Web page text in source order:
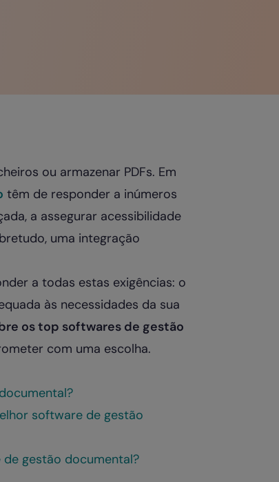
ou armazenar PDFs. Em
têm de responder a inúmeros
a assegurar acessibilidade
uma integração
a todas estas exigências: o
às necessidades da sua
os top softwares de gestão
com uma escolha.
software de gestão
gestão documental?